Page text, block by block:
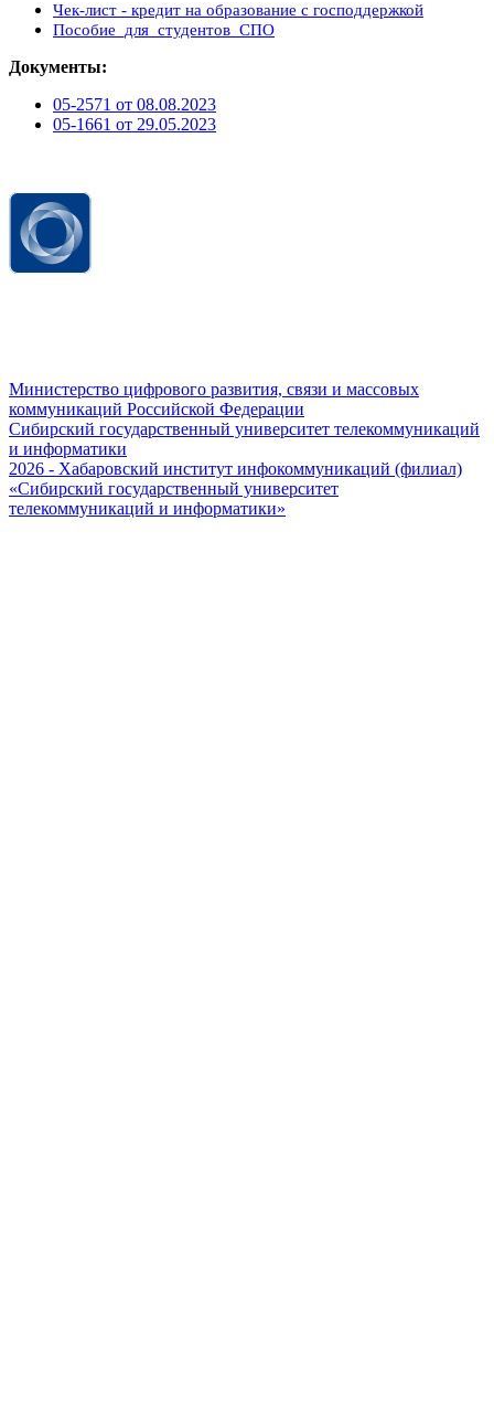
Чек-лист - кредит на образование с господдержкой
Пособие_для_студентов_СПО
Документы:
05-2571 от 08.08.2023
05-1661 от 29.05.2023
Министерство цифрового развития, связи и массовых
коммуникаций Российской Федерации
Сибирский государственный университет телекоммуникаций
и информатики
2026 - Хабаровский институт инфокоммуникаций (филиал)
«Сибирский государственный университет
телекоммуникаций и информатики»